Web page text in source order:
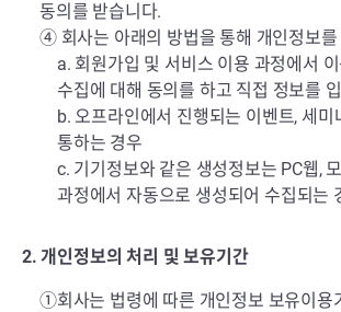
동의를 받습니다.
④ 회사는 아래의 방법을 통해 개인정보를
a. 회원가입 및 서비스 이용 과정에서
수집에 대해 동의를 하고 직접 정보를
b. 오프라인에서 진행되는 이벤트, 세미
통하는 경우
c. 기기정보와 같은 생성정보는 PC웹,
과정에서 자동으로 생성되어 수집되는
2. 개인정보의 처리 및 보유기간
①회사는 법령에 따른 개인정보 보유이용